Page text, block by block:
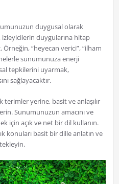
duygusal olarak
izleyicilerin duygularına hitap
Örneğin, “heyecan verici”, “ilham
sunumunuza enerji
tepkilerini uyarmak,
sağlayacaktır.
terimler yerine, basit ve anlaşılır
Sunumunuzun amacını ve
için açık ve net bir dil kullanın.
konuları basit bir dille anlatın ve